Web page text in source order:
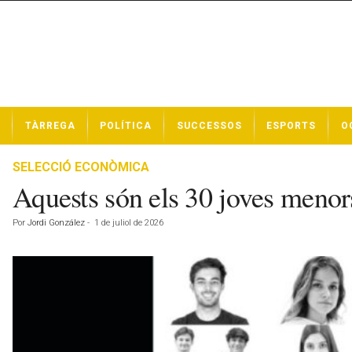
t
TÀRREGA POLÍTICA SUCCESSOS ESPORTS
SELECCIÓ ECONÒMICA
Aquests són els 30 joves
Por Jordi González - 1 de juliol de 2026